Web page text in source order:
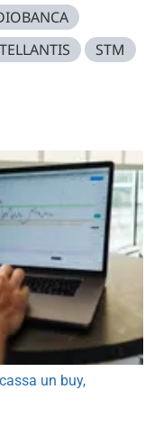
STM
un buy,